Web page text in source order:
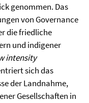
genommen. Das
von Governance
die friedliche
und indigener
intensity
sich das
der Landnahme,
Gesellschaften in